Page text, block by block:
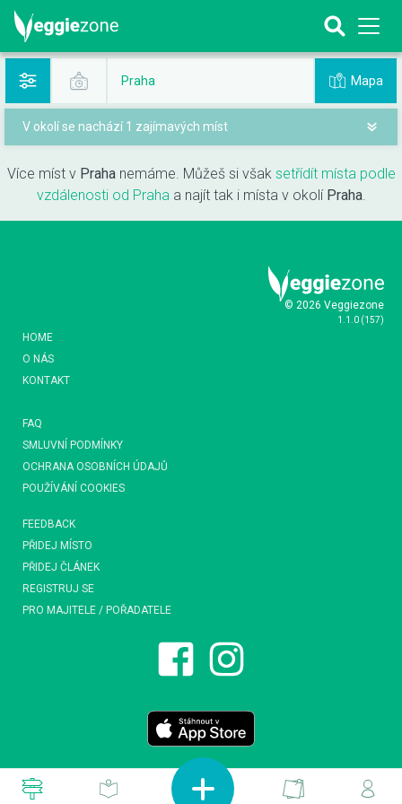
Praha Mapa
V okolí se nachází 1 zajímavých míst
Více míst v Prahanemáme. Můžeš si však setřídít místa podle
vzdálenosti od Prahaa najít tak i místa v okolí Praha.
© 2026 Veggiezone
1.1.0 (157)
HOME
O NÁS
KONTAKT
FAQ
SMLUVNÍ PODMÍNKY
OCHRANA OSOBNÍCH ÚDAJŮ
POUŽÍVÁNÍ COOKIES
FEEDBACK
PŘIDEJ MÍSTO
PŘIDEJ ČLÁNEK
REGISTRUJ SE
PRO MAJITELE / POŘADATELE